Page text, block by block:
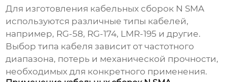
Для изготовления кабельных сборок N SMA
используются различные типы кабелей,
например, RG-58, RG-174, LMR-195 и другие.
Выбор типа кабеля зависит от частотного
диапазона, потерь и механической прочности,
необходимых для конкретного применения.